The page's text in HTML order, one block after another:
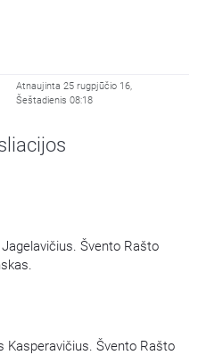
Atnaujinta 25 rugpjūčio 16,
Šeštadienis 08:18
Švento Rašto
Kasperavičius. Švento Rašto